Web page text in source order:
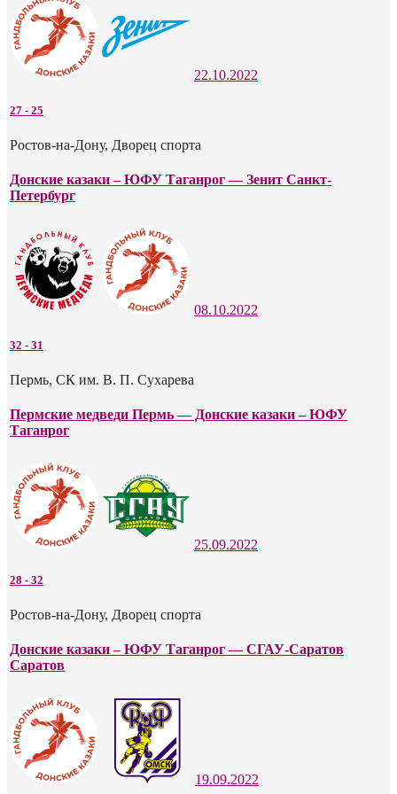
22.10.2022
27 - 25
Ростов-на-Дону, Дворец спорта
Донские казаки – ЮФУ Таганрог — Зенит Санкт-
Петербург
08.10.2022
32 - 31
Пермь, СК им. В. П. Сухарева
Пермские медведи Пермь — Донские казаки – ЮФУ
Таганрог
25.09.2022
28 - 32
Ростов-на-Дону, Дворец спорта
Донские казаки – ЮФУ Таганрог — СГАУ-Саратов
Саратов
19.09.2022